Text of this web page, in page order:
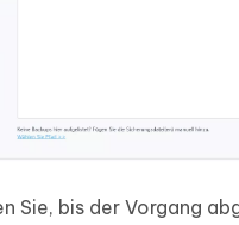
Sie, bis der Vorgang